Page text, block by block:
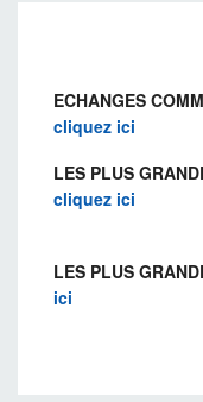
ECHANGES
cliquez ici
LES PLUS
cliquez ici
LES PLUS
ici